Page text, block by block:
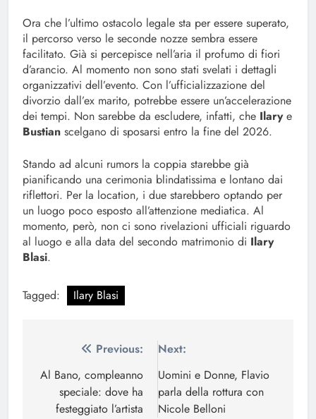
Ora che l’ultimo ostacolo legale sta per essere superato,
il percorso verso le seconde nozze sembra essere
facilitato. Già si percepisce nell’aria il profumo di fiori
d’arancio. Al momento non sono stati svelati i dettagli
organizzativi dell’evento. Con l’ufficializzazione del
divorzio dall’ex marito, potrebbe essere un’accelerazione
dei tempi. Non sarebbe da escludere, infatti, che Ilarye
Bustian scelgano di sposarsi entro la fine del 2026.
Stando ad alcuni rumors la coppia starebbe già
pianificando una cerimonia blindatissima e lontano dai
riflettori. Per la location, i due starebbero optando per
un luogo poco esposto all’attenzione mediatica. Al
momento, però, non ci sono rivelazioni ufficiali riguardo
al luogo e alla data del secondo matrimonio di Ilary
Blasi.
Tagged: Ilary Blasi
Navigazione
articoli
Previous:
Al Bano, compleanno
speciale: dove ha
festeggiato l’artista
Next:
Uomini e Donne, Flavio
parla della rottura con
Nicole Belloni